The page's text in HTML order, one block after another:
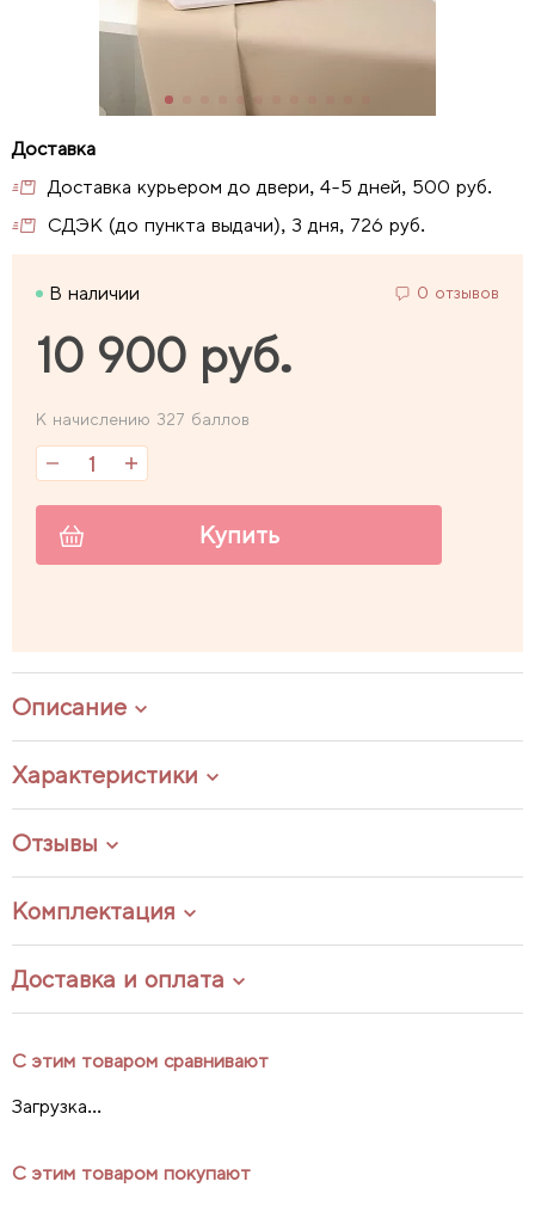
Доставка курьером до двери, 4-5 дней, 500 руб.
СДЭК (до пункта выдачи), 3 дня, 726 руб.
В наличии 0 отзывов
10 900 руб.
К начислению 327 баллов
Купить
Описание
Характеристики
Отзывы
Комплектация
Доставка и оплата
С этим товаром сравнивают
Загрузка...
С этим товаром покупают